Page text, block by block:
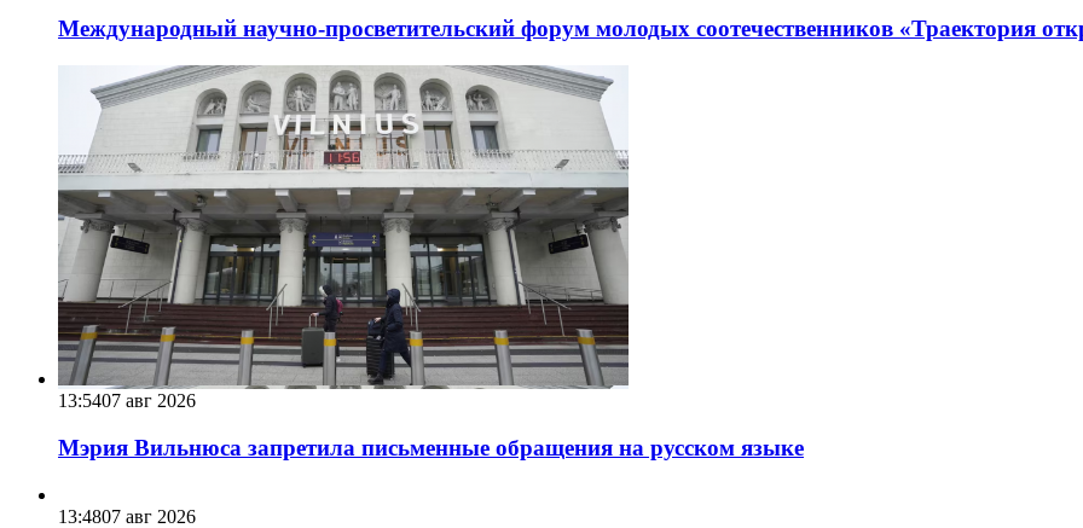
Международный научно-просветительский форум молодых соотечественников «Траектория
13:5407 авг 2026
Мэрия Вильнюса запретила письменные обращения на русском языке
13:4807 авг 2026